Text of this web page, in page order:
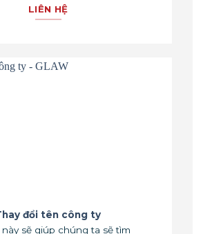
LIÊN HỆ
đổi tên công ty
này sẽ giúp chúng ta sẽ tìm